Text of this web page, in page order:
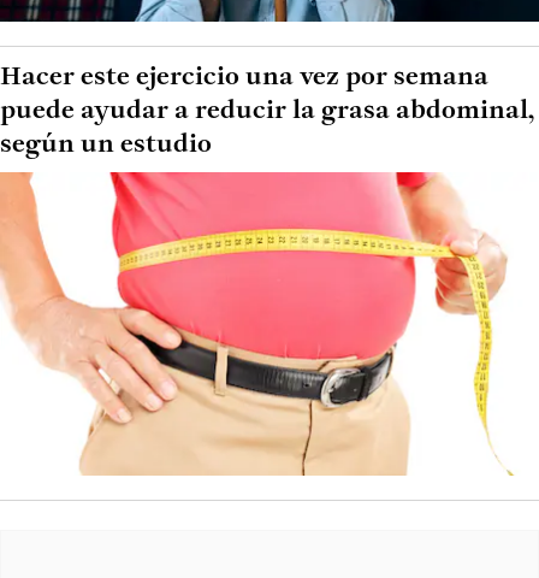
Hacer este ejercicio una vez por semana
puede ayudar a reducir la grasa abdominal,
según un estudio